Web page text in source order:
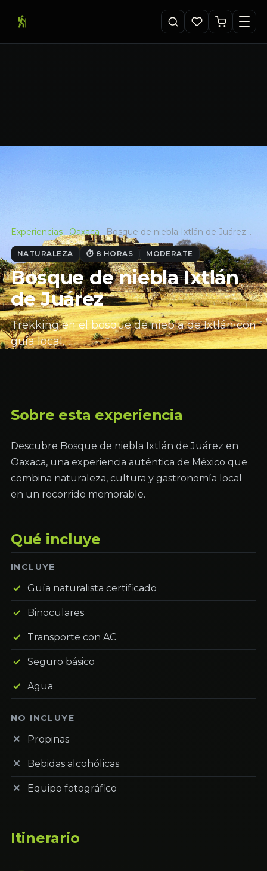
Experiencias · Oaxaca · Bosque de niebla Ixtlán de Juárez…
NATURALEZA ⏱ 8 HORAS MODERATE
Bosque de niebla Ixtlán
de Juárez
Trekking en el bosque de niebla de Ixtlán con
guía local.
Sobre esta experiencia
Descubre Bosque de niebla Ixtlán de Juárez en
Oaxaca, una experiencia auténtica de México que
combina naturaleza, cultura y gastronomía local
en un recorrido memorable.
Qué incluye
INCLUYE
Guía naturalista certificado
Binoculares
Transporte con AC
Seguro básico
Agua
NO INCLUYE
Propinas
Bebidas alcohólicas
Equipo fotográfico
Itinerario